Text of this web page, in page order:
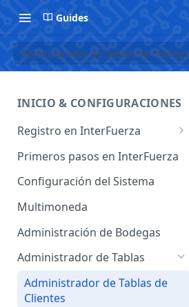
Guides
Administrador de Tablas de Clientes
INICIO & CONFIGURACIONES
Registro en InterFuerza
Iniciar Sesión en InterFuerza
Recuperar Contraseña
Cómo pagar en línea sus
Primeros pasos en InterFuerza
Configuración del Sistema
Multimoneda
Administración de Bodegas
Administrador de Tablas
Administrador de Tablas de
Clientes